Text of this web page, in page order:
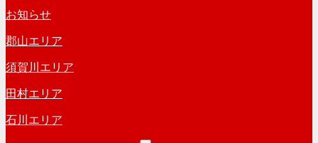
お知らせ
郡山エリア
須賀川エリア
田村エリア
石川エリア